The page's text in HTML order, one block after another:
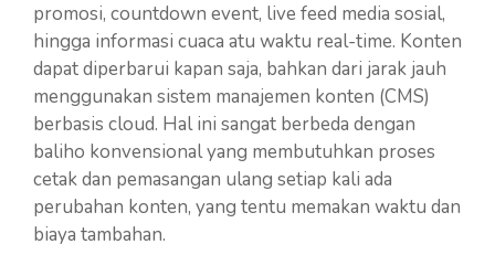
promosi, countdown event, live feed media sosial,
hingga informasi cuaca atu waktu real-time. Konten
dapat diperbarui kapan saja, bahkan dari jarak jauh
menggunakan sistem manajemen konten (CMS)
berbasis cloud. Hal ini sangat berbeda dengan
baliho konvensional yang membutuhkan proses
cetak dan pemasangan ulang setiap kali ada
perubahan konten, yang tentu memakan waktu dan
biaya tambahan.